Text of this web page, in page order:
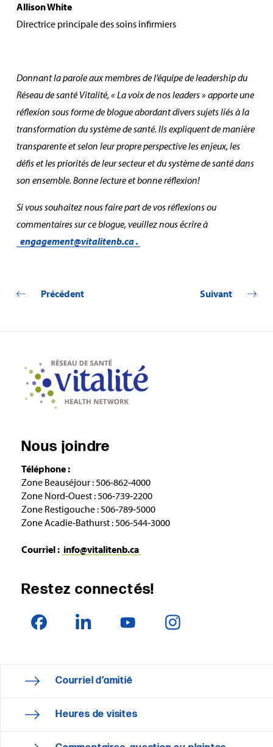
Allison White
Directrice principale des soins infirmiers
Donnant la parole aux membres de l’équipe de leadership du
Réseau de santé Vitalité, « La voix de nos leaders » apporte une
réflexion sous forme de blogue abordant divers sujets liés à la
transformation du système de santé. Ils expliquent de manière
transparente et selon leur propre perspective les enjeux, les
défis et les priorités de leur secteur et du système de santé dans
son ensemble. Bonne lecture et bonne réflexion!
Si vous souhaitez nous faire part de vos réflexions ou
commentaires sur ce blogue, veuillez nous écrire à
engagement@vitalitenb.ca.
Précédent Suivant
Nous joindre
Téléphone :
Zone Beauséjour : 506‑862‑4000
Zone Nord‑Ouest : 506‑739‑2200
Zone Restigouche : 506‑789‑5000
Zone Acadie‑Bathurst : 506‑544‑3000
Courriel : info@vitalitenb.ca
Restez connectés!
Courriel d’amitié
Heures de visites